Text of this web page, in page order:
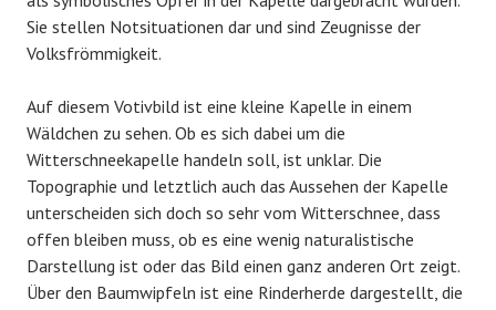
Sie stellen Notsituationen dar und sind Zeugnisse der
Volksfrömmigkeit.
Auf diesem Votivbild ist eine kleine Kapelle in einem
Wäldchen zu sehen. Ob es sich dabei um die
Witterschneekapelle handeln soll, ist unklar. Die
Topographie und letztlich auch das Aussehen der Kapelle
unterscheiden sich doch so sehr vom Witterschnee, dass
offen bleiben muss, ob es eine wenig naturalistische
Darstellung ist oder das Bild einen ganz anderen Ort zeigt.
Über den Baumwipfeln ist eine Rinderherde dargestellt, die